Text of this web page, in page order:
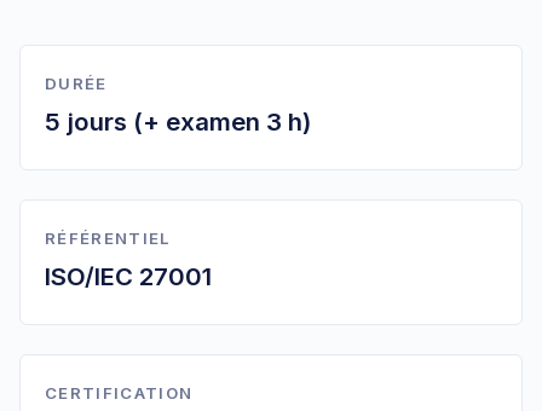
DURÉE
5 jours (+ examen 3 h)
RÉFÉRENTIEL
ISO/IEC 27001
CERTIFICATION